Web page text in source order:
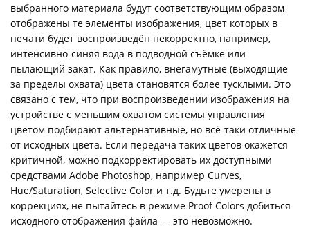
выбранного материала будут соответствующим образом
отображены те элементы изображения, цвет которых в
печати будет воспроизведён некорректно, например,
интенсивно-синяя вода в подводной съёмке или
пылающий закат. Как правило, внегамутные (выходящие
за пределы охвата) цвета становятся более тусклыми. Это
связано с тем, что при воспроизведении изображения на
устройстве с меньшим охватом системы управления
цветом подбирают альтернативные, но всё-таки отличные
от исходных цвета. Если передача таких цветов окажется
критичной, можно подкорректировать их доступными
средствами Adobe Photoshop, например Curves,
Hue/Saturation, Selective Color и т.д. Будьте умерены в
коррекциях, не пытайтесь в режиме Proof Colors добиться
исходного отображения файла — это невозможно.